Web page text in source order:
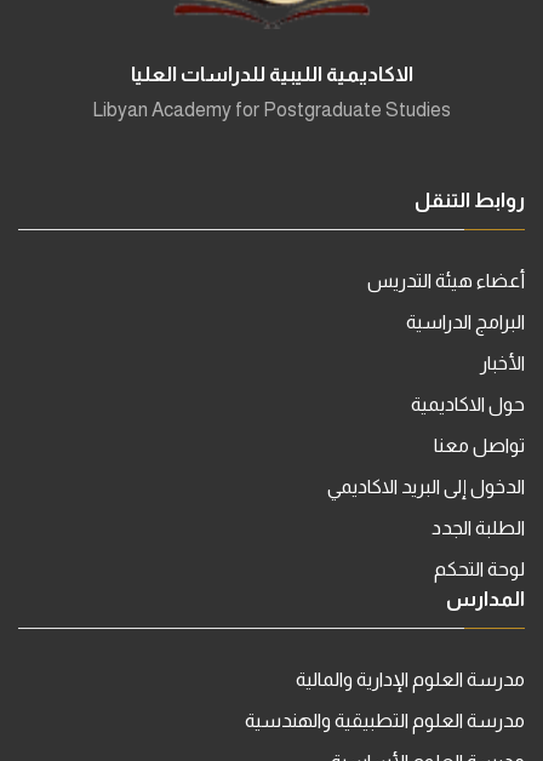
الاكاديمية الليبية للدراسات العليا
Libyan Academy for Postgraduate Studies
روابط التنقل
أعضاء هيئة التدريس
البرامج الدراسية
الأخبار
حول الاكاديمية
تواصل معنا
الدخول إلى البريد الاكاديمي
الطلبة الجدد
لوحة التحكم
المدارس
مدرسة العلوم الإدارية والمالية
مدرسة العلوم التطبيقية والهندسية